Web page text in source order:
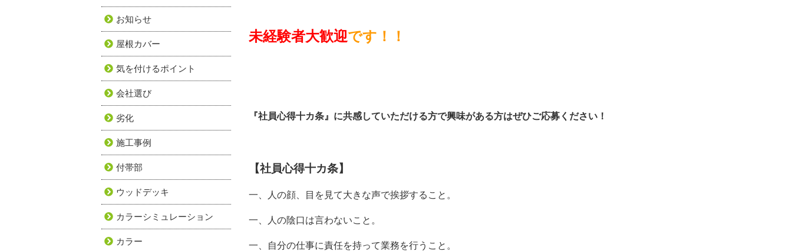
未経験者大歓迎です！！
『社員心得十カ条』に共感していただける方で興味がある方はぜひご応募ください！
【社員心得十カ条】
一、人の顔、目を見て大きな声で挨拶すること。
一、人の陰口は言わないこと。
一、自分の仕事に責任を持って業務を行うこと。
お知らせ
屋根カバー
気を付けるポイント
会社選び
劣化
施工事例
付帯部
ウッドデッキ
カラーシミュレーション
カラー